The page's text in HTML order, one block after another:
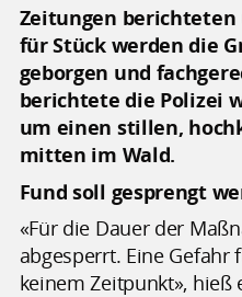
Zeitungen berichteten
für Stück werden die
geborgen und
berichtete die Polizei
um einen stillen,
mitten im Wald.
Fund soll gesprengt
«Für die Dauer der
abgesperrt. Eine Gefahr
keinem Zeitpunkt», hieß